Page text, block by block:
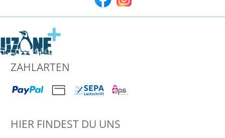
ZAHLARTEN
HIER FINDEST DU UNS